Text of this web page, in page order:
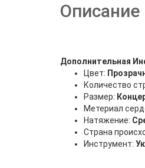
Описание
Дополнительная
Цвет:
Количество
Размер:
Метериал
Натяжение:
Страна
Инструмент: